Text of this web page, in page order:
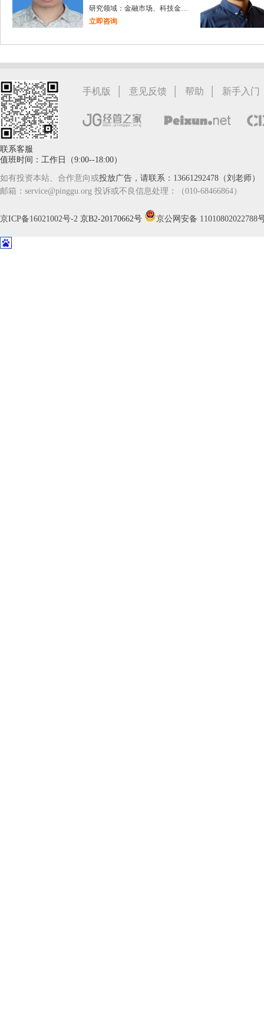
研究领域： 金融市场、科技金融、产业经济
立即咨询
立即咨询
手机版 | 意见反馈 | 帮助 | 新手入门
联系客服
值班时间：工作日（9:00--18:00）
如有投资本站、合作意向或投放广告，请联系：13661292478（刘老师）
邮箱：service@pinggu.org 投诉或不良信息处理：（010-68466864）
京ICP备16021002号-2 京B2-20170662号 京公网安备 11010802022788